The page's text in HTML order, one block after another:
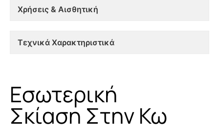
Χρήσεις & Αισθητική
Τεχνικά Χαρακτηριστικά
Εσωτερική
Σκίαση Στην Κω